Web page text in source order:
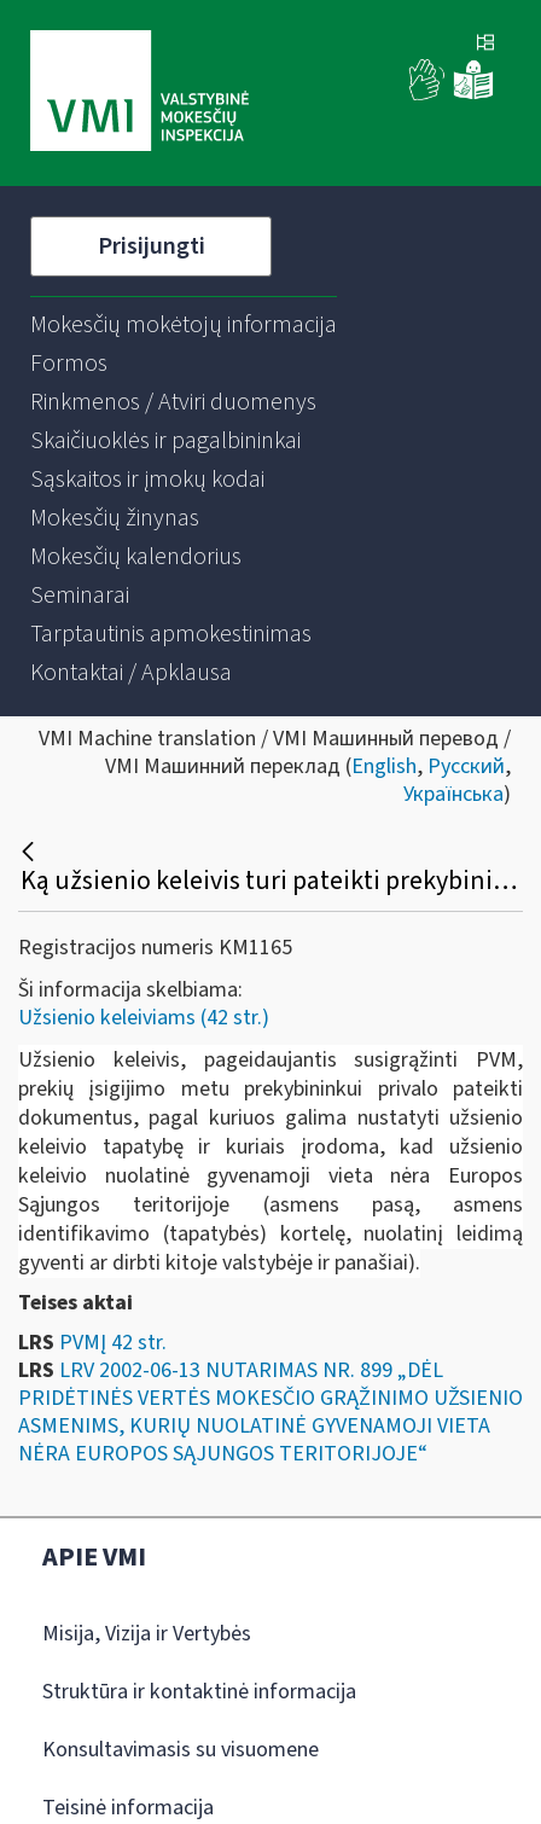
Prisijungti
Mokesčių mokėtojų informacija
Formos
Rinkmenos / Atviri duomenys
Skaičiuoklės ir pagalbininkai
Sąskaitos ir įmokų kodai
Mokesčių žinynas
Mokesčių kalendorius
Seminarai
Tarptautinis apmokestinimas
Kontaktai / Apklausa
VMI Machine translation / VMI Машинный перевод /
VMI Машинний переклад (English, Русский,
Українська)
Ką užsienio keleivis turi pateikti prekybininkui prekių įsigijimo metu, norėdamas susigrąžinti PVM?
Registracijos numeris KM1165
Ši informacija skelbiama:
Užsienio keleiviams (42 str.)
Užsienio keleivis, pageidaujantis susigrąžinti PVM,
prekių įsigijimo metu prekybininkui privalo pateikti
dokumentus, pagal kuriuos galima nustatyti užsienio
keleivio tapatybę ir kuriais įrodoma, kad užsienio
keleivio nuolatinė gyvenamoji vieta nėra Europos
Sąjungos teritorijoje (asmens pasą, asmens
identifikavimo (tapatybės) kortelę, nuolatinį leidimą
gyventi ar dirbti kitoje valstybėje ir panašiai).
Teises aktai
LRS PVMĮ 42 str.
LRS LRV 2002-06-13 NUTARIMAS NR. 899 „DĖL
PRIDĖTINĖS VERTĖS MOKESČIO GRĄŽINIMO UŽSIENIO
ASMENIMS, KURIŲ NUOLATINĖ GYVENAMOJI VIETA
NĖRA EUROPOS SĄJUNGOS TERITORIJOJE“
APIE VMI
Misija, Vizija ir Vertybės
Struktūra ir kontaktinė informacija
Konsultavimasis su visuomene
Teisinė informacija